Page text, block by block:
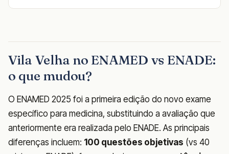
Vila Velha no ENAMED vs ENADE:
o que mudou?
O ENAMED 2025 foi a primeira edição do novo exame
específico para medicina, substituindo a avaliação que
anteriormente era realizada pelo ENADE. As principais
diferenças incluem: 100 questões objetivas (vs 40